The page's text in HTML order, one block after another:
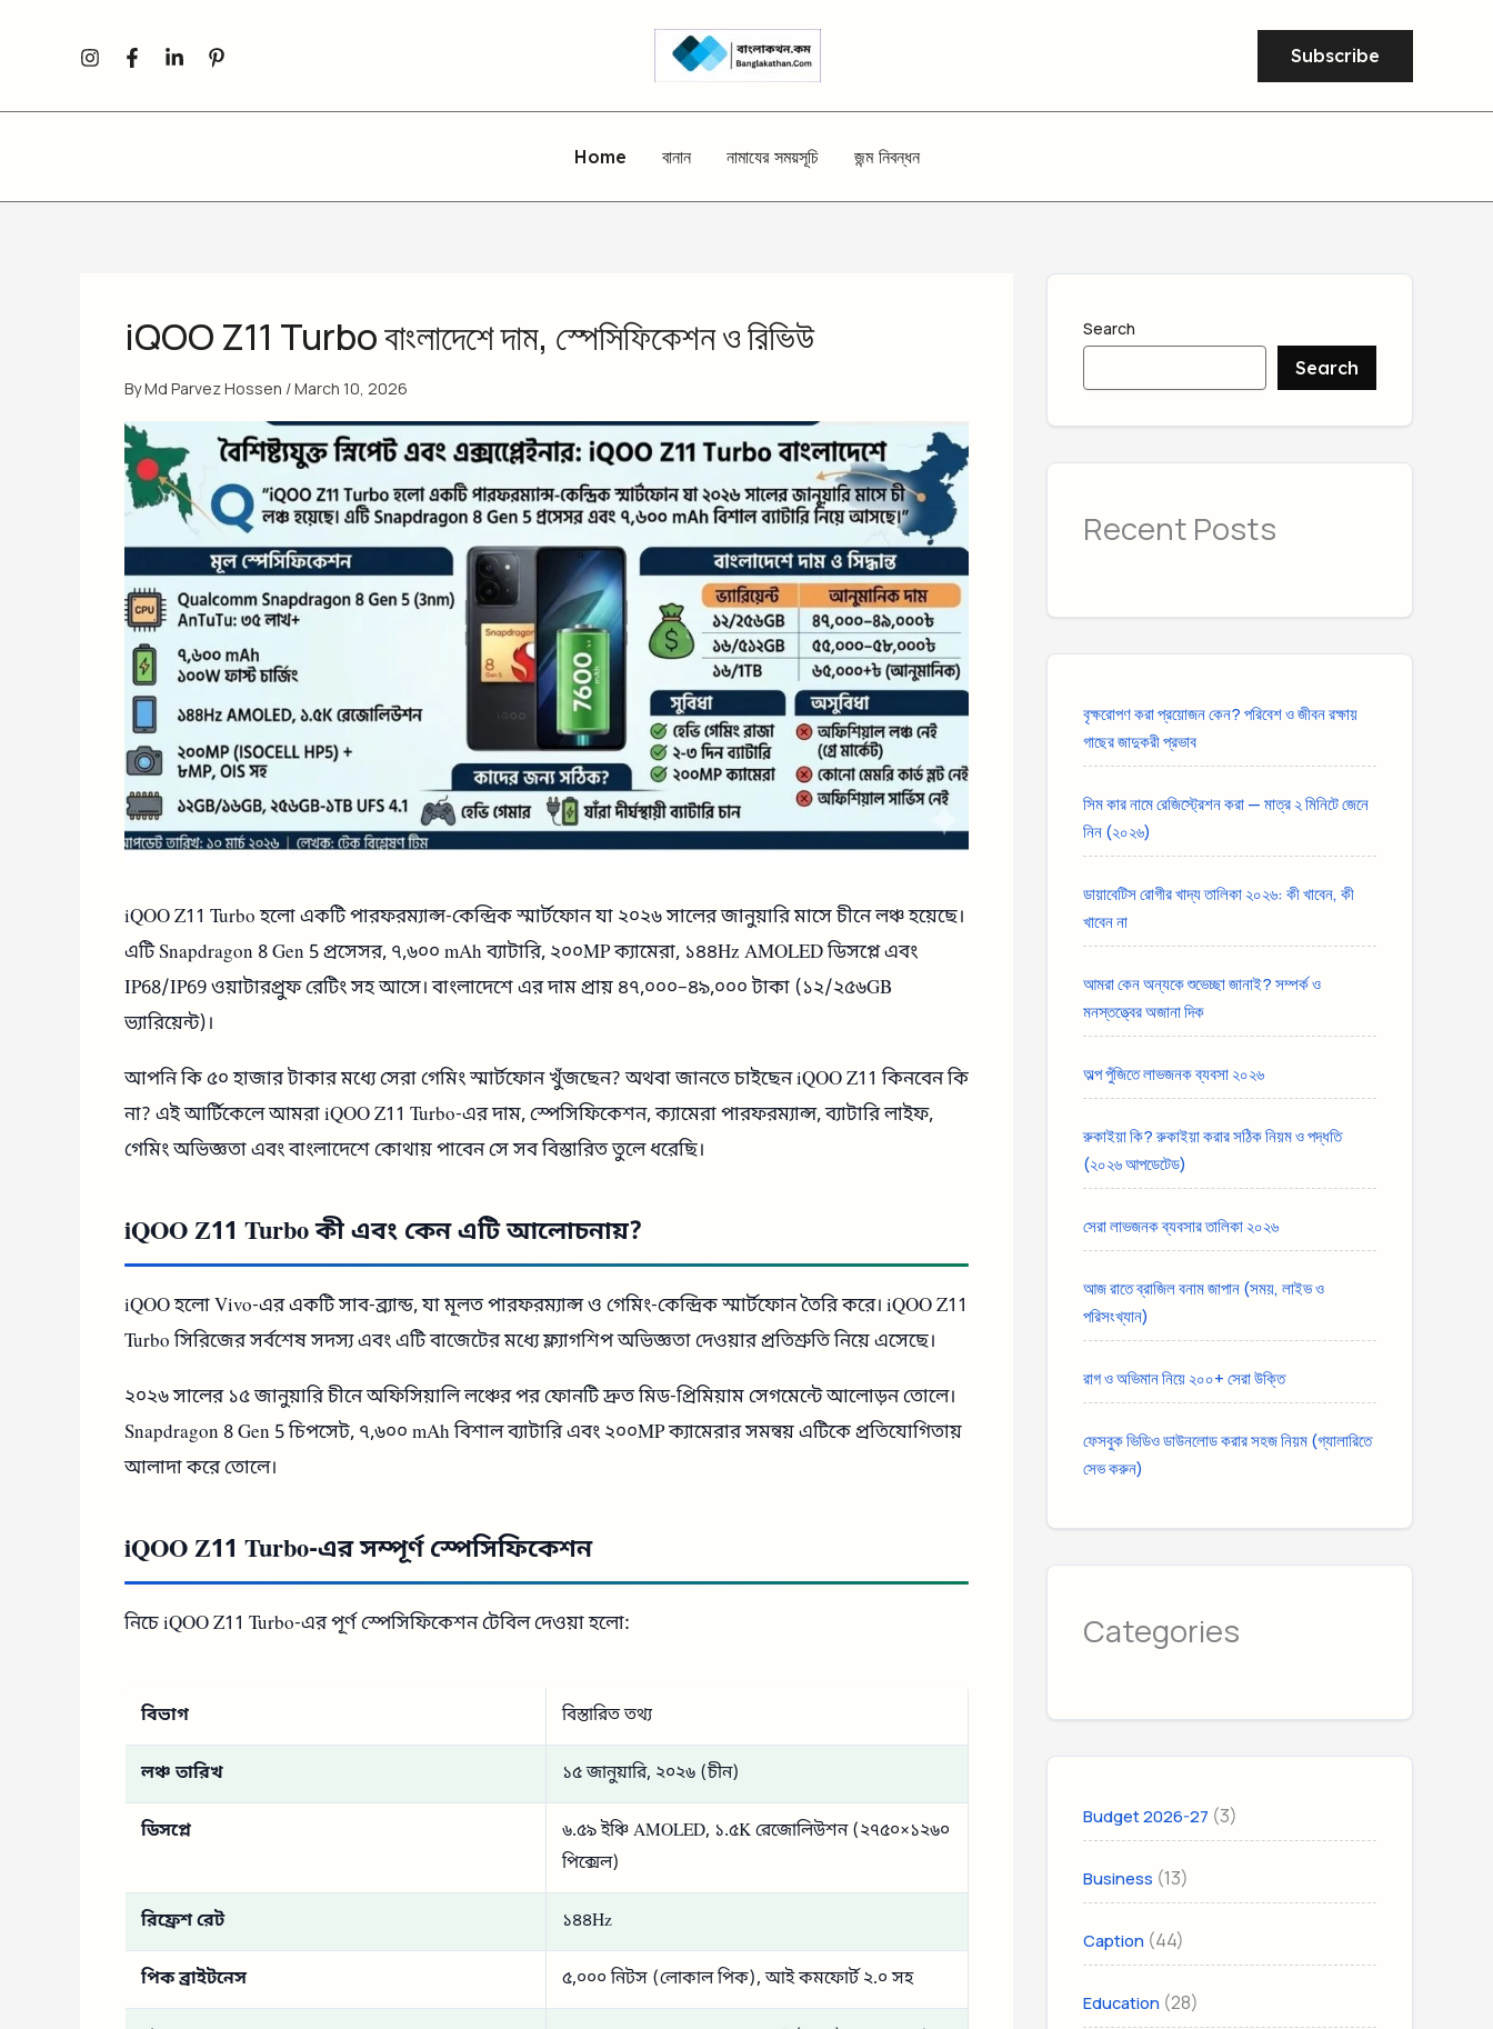
Subscribe
Home বানান নামাযের সময়সূচি জন্ম নিবন্ধন
iQOO Z11 Turbo বাংলাদেশে দাম, স্পেসিফিকেশন ও রিভিউ
ByMd Parvez Hossen /March 10, 2026
iQOO Z11 Turbo হলো একটি পারফরম্যান্স-কেন্দ্রিক স্মার্টফোন যা ২০২৬ সালের জানুয়ারি মাসে চীনে লঞ্চ হয়েছে।
এটি Snapdragon 8 Gen 5 প্রসেসর, ৭,৬০০ mAh ব্যাটারি, ২০০MP ক্যামেরা, ১৪৪Hz AMOLED ডিসপ্লে এবং
IP68/IP69 ওয়াটারপ্রুফ রেটিং সহ আসে। বাংলাদেশে এর দাম প্রায় ৪৭,০০০–৪৯,০০০ টাকা (১২/২৫৬GB
ভ্যারিয়েন্ট)।
আপনি কি ৫০ হাজার টাকার মধ্যে সেরা গেমিং স্মার্টফোন খুঁজছেন? অথবা জানতে চাইছেন iQOO Z11 কিনবেন কি
না? এই আর্টিকেলে আমরা iQOO Z11 Turbo-এর দাম, স্পেসিফিকেশন, ক্যামেরা পারফরম্যান্স, ব্যাটারি লাইফ,
গেমিং অভিজ্ঞতা এবং বাংলাদেশে কোথায় পাবেন সে সব বিস্তারিত তুলে ধরেছি।
iQOO Z11 Turbo কী এবং কেন এটি আলোচনায়?
iQOO হলো Vivo-এর একটি সাব-ব্র্যান্ড, যা মূলত পারফরম্যান্স ও গেমিং-কেন্দ্রিক স্মার্টফোন তৈরি করে। iQOO Z11
Turbo সিরিজের সর্বশেষ সদস্য এবং এটি বাজেটের মধ্যে ফ্ল্যাগশিপ অভিজ্ঞতা দেওয়ার প্রতিশ্রুতি নিয়ে এসেছে।
২০২৬ সালের ১৫ জানুয়ারি চীনে অফিসিয়ালি লঞ্চের পর ফোনটি দ্রুত মিড-প্রিমিয়াম সেগমেন্টে আলোড়ন তোলে।
Snapdragon 8 Gen 5 চিপসেট, ৭,৬০০ mAh বিশাল ব্যাটারি এবং ২০০MP ক্যামেরার সমন্বয় এটিকে প্রতিযোগিতায়
আলাদা করে তোলে।
iQOO Z11 Turbo-এর সম্পূর্ণ স্পেসিফিকেশন
নিচে iQOO Z11 Turbo-এর পূর্ণ স্পেসিফিকেশন টেবিল দেওয়া হলো:
বিভাগ বিস্তারিত তথ্য
লঞ্চ তারিখ ১৫ জানুয়ারি, ২০২৬ (চীন)
ডিসপ্লে
৬.৫৯ ইঞ্চি AMOLED, ১.৫K রেজোলিউশন (২৭৫০×১২৬০
পিক্সেল)
রিফ্রেশ রেট ১৪৪Hz
পিক ব্রাইটনেস ৫,০০০ নিটস (লোকাল পিক), আই কমফোর্ট ২.০ সহ
Search
Search
Recent Posts
বৃক্ষরোপণ করা প্রয়োজন কেন? পরিবেশ ও জীবন রক্ষায়
গাছের জাদুকরী প্রভাব
সিম কার নামে রেজিস্ট্রেশন করা — মাত্র ২ মিনিটে জেনে
নিন (২০২৬)
ডায়াবেটিস রোগীর খাদ্য তালিকা ২০২৬: কী খাবেন, কী
খাবেন না
আমরা কেন অন্যকে শুভেচ্ছা জানাই? সম্পর্ক ও
মনস্তত্ত্বের অজানা দিক
অল্প পুঁজিতে লাভজনক ব্যবসা ২০২৬
রুকাইয়া কি? রুকাইয়া করার সঠিক নিয়ম ও পদ্ধতি
(২০২৬ আপডেটেড)
সেরা লাভজনক ব্যবসার তালিকা ২০২৬
আজ রাতে ব্রাজিল বনাম জাপান (সময়, লাইভ ও
পরিসংখ্যান)
রাগ ও অভিমান নিয়ে ২০০+ সেরা উক্তি
ফেসবুক ভিডিও ডাউনলোড করার সহজ নিয়ম (গ্যালারিতে
সেভ করুন)
Categories
Budget 2026-27 (3)
Business (13)
Caption (44)
Education (28)